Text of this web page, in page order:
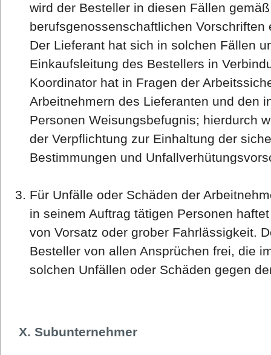
wird der Besteller in diesen Fällen
berufsgenossenschaftlichen
Der Lieferant hat sich in solchen Fällen
Einkaufsleitung des Bestellers in
Koordinator hat in Fragen der
Arbeitnehmern des Lieferanten und den
Personen Weisungsbefugnis; hierdurch
der Verpflichtung zur Einhaltung der
Bestimmungen und
Für Unfälle oder Schäden der
in seinem Auftrag tätigen Personen
von Vorsatz oder grober Fahrlässigkeit.
Besteller von allen Ansprüchen frei, die
solchen Unfällen oder Schäden gegen
X. Subunternehmer